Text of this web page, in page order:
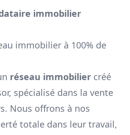
immobilier
immobilier à 100% de
réseau immobilier créé
spécialisé dans la vente
Nous offrons à nos
totale dans leur travail,